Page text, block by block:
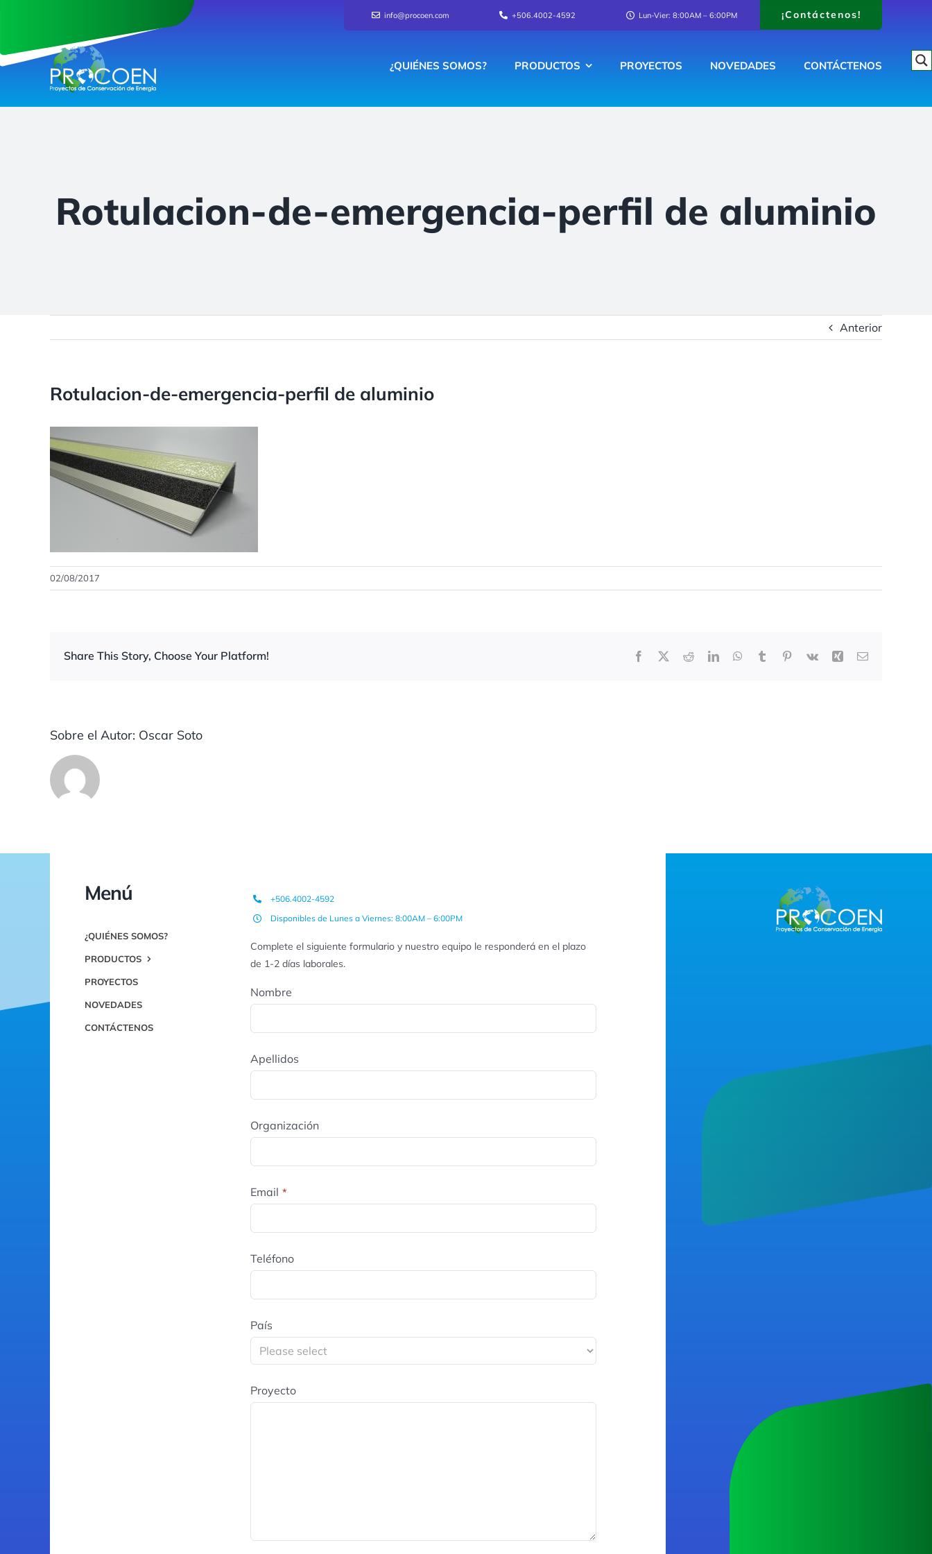
contenido
info@procoen.com +506.4002-4592 Lun-Vier: 8:00AM – 6:00PM ¡Contáctenos!
¿QUIÉNES SOMOS? PRODUCTOS PROYECTOS NOVEDADES CONTÁCTENOS
Rotulacion-de-emergencia-perfil de aluminio
Anterior
Rotulacion-de-emergencia-perfil de aluminio
02/08/2017
Share This Story, Choose Your Platform! Facebook RedditLinkedInWhatsApp
Tumblr Pinterest
Vk Xing Correo
Sobre el Autor: Oscar Soto
Menú
¿QUIÉNES SOMOS?
PRODUCTOS
PROYECTOS
NOVEDADES
CONTÁCTENOS
+506.4002-4592
Disponibles de Lunes a Viernes: 8:00AM – 6:00PM
Complete el siguiente formulario y nuestro equipo le responderá en el plazo
de 1-2 días laborales.
Nombre
Apellidos
Organización
Email *
Teléfono
País
Proyecto